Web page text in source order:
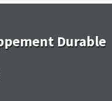
Durable